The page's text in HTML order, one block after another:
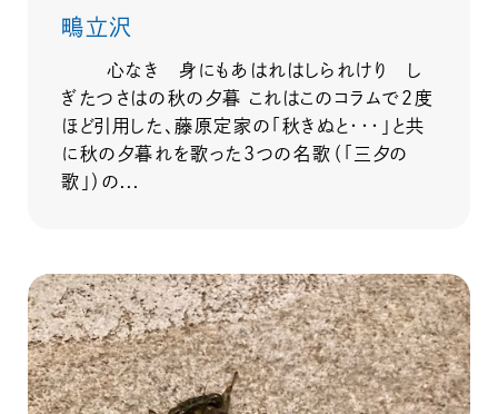
鴫立沢
心なき 身にもあはれはしられけり し
ぎたつさはの秋の夕暮 これはこのコラムで２度
ほど引用した、藤原定家の「秋きぬと・・・」と共
に秋の夕暮れを歌った３つの名歌（「三夕の
歌」）の...